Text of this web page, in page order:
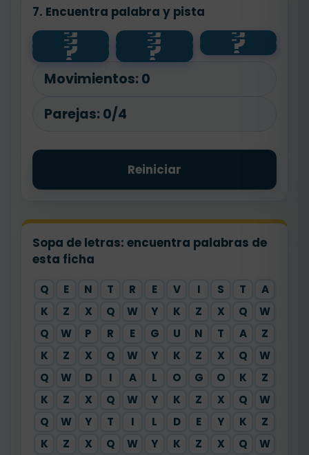
7. Encuentra palabra y pista
?
feliz ?
bajo ?
alto
?
floristería ?
panadero ?
pan
?
flor ?
contento
Movimientos: 0
Parejas: 0/4
Reiniciar
Sopa de letras: encuentra palabras de
esta ficha
Q E N T R E V I S T A
K
Z X Q W Y K Z X Q W
Q
W P R E G U N T A Z
K
Z X Q W Y K Z X Q W
Q
W D I A L O G O K Z
K
Z X Q W Y K Z X Q W
Q
W Y T I L D E Y K Z
K
Z X Q W Y K Z X Q W